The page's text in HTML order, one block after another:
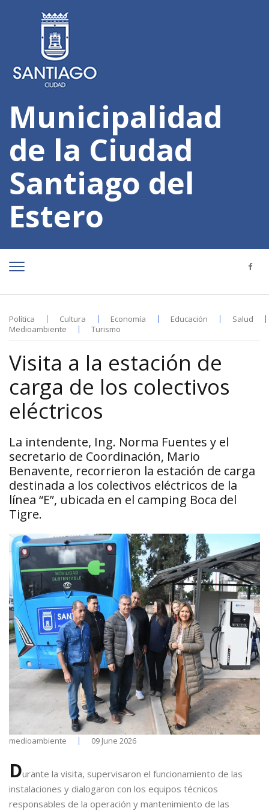
Municipalidad
de la Ciudad
Santiago del
Estero
Política Cultura Economía Educación
Salud
Medioambiente
Turismo
Visita a la estación de
carga de los colectivos
eléctricos
La intendente, Ing. Norma Fuentes y el
secretario de Coordinación, Mario
Benavente, recorrieron la estación de carga
destinada a los colectivos eléctricos de la
línea “E”, ubicada en el camping Boca del
Tigre.
medioambiente 09 June 2026
Durante la visita, supervisaron el funcionamiento de las
instalaciones y dialogaron con los equipos técnicos
responsables de la operación y mantenimiento de las